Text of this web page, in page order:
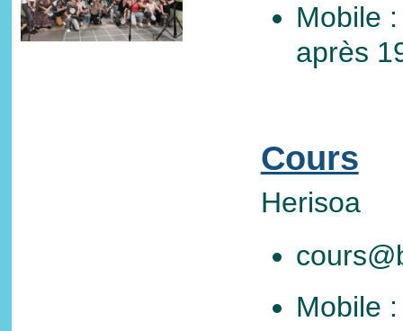
Mobile
après
Cours
Herisoa
Mobile